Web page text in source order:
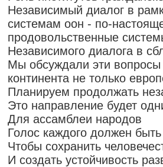
Независимый диалог в
системам оон - по-
продовольственные
Независимого диалога в
Мы обсуждали эти вопросы
континента не только
Планируем продолжать
Это направление будет
Для ассамблеи народов
Голос каждого должен
Чтобы сохранить
И создать устойчивость